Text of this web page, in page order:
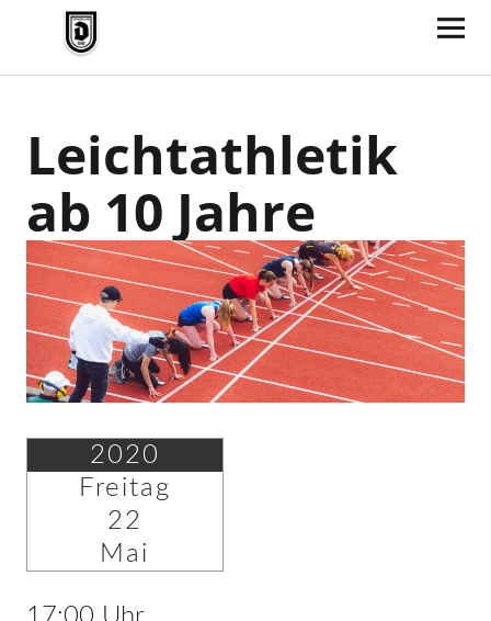
TV Jahn Duderstadt
Leichtathletik
ab 10 Jahre
2020
Freitag
22
Mai